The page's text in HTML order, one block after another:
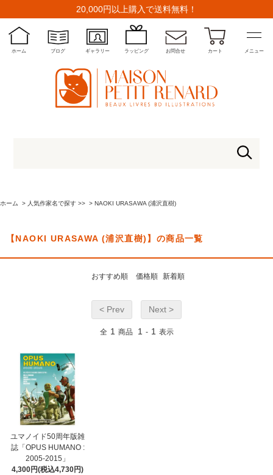
20,000円以上購入で送料無料！
ホーム ブログ ギャラリー ラッピング お問合せ カート メニュー
ホーム > 人気作家名で探す >> > NAOKI URASAWA (浦沢直樹)
【NAOKI URASAWA (浦沢直樹)】の商品一覧
おすすめ順 価格順 新着順
< Prev Next >
全 1 商品 1 - 1 表示
ユマノイド50周年版雑
誌「OPUS HUMANO :
2005-2015」
4,300円(税込4,730円)